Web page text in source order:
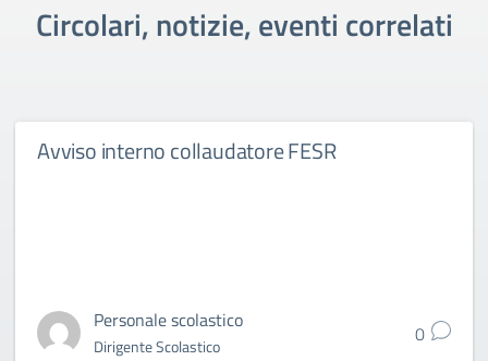
Circolari, notizie, eventi correlati
Avviso interno collaudatore FESR
Personale scolastico
Dirigente Scolastico 0